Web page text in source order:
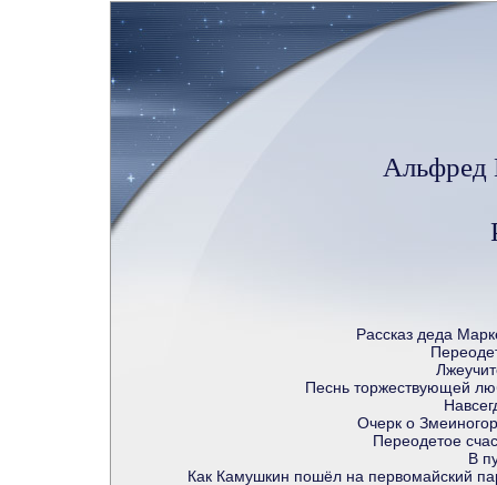
Альфред
Рассказ деда
Песнь торжествующей
Очерк о
Переодетое
В
Как Камушкин пошёл на первомайский